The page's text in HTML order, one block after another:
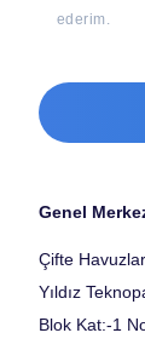
ederim.
Genel
Çifte
Yıldız
Blok Kat:-1